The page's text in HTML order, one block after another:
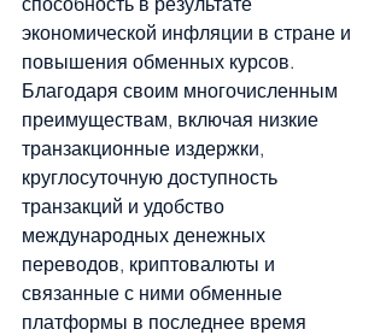
экономической инфляции в стране и
повышения обменных курсов.
Благодаря своим многочисленным
преимуществам, включая низкие
транзакционные издержки,
круглосуточную доступность
транзакций и удобство
международных денежных
переводов, криптовалюты и
связанные с ними обменные
платформы в последнее время